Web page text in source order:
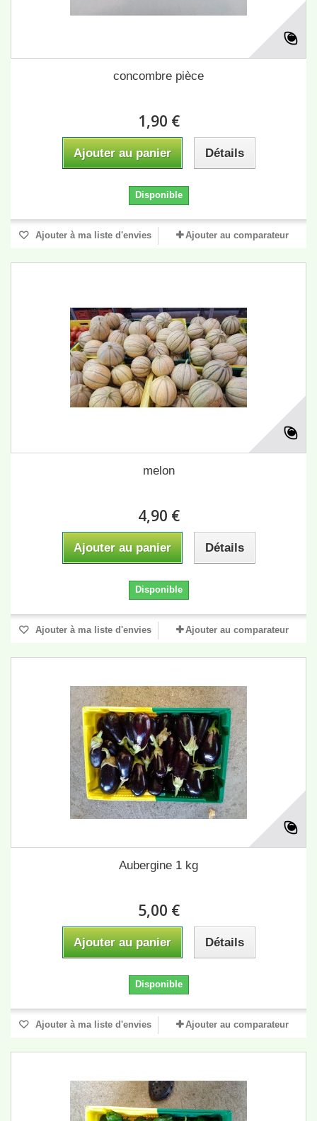
concombre pièce
1,90 €
Ajouter au panier Détails
Disponible
Ajouter à ma liste d'envies Ajouter au comparateur
melon
4,90 €
Ajouter au panier Détails
Disponible
Ajouter à ma liste d'envies Ajouter au comparateur
Aubergine 1 kg
5,00 €
Ajouter au panier Détails
Disponible
Ajouter à ma liste d'envies Ajouter au comparateur